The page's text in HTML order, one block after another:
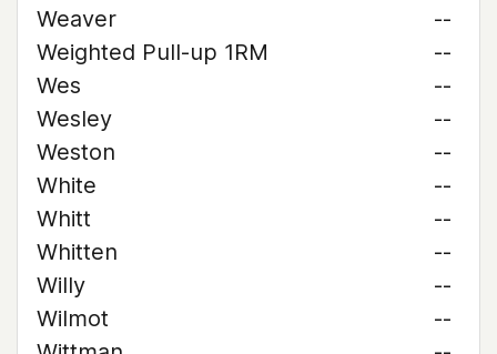
Weaver
--
Weighted Pull-up 1RM
--
Wes
--
Wesley
--
Weston
--
White
--
Whitt
--
Whitten
--
Willy
--
Wilmot
--